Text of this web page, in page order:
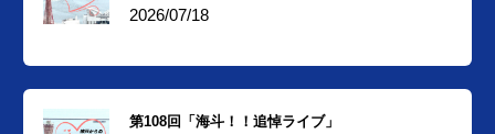
2026/07/18
第108回「海斗！！追悼ライブ」